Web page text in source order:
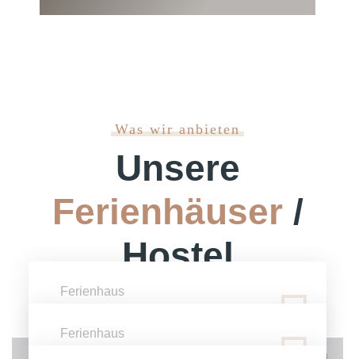
Was wir anbieten
Unsere
Ferienhäuser/
Hostel
Ferienhaus
Ferienhaus